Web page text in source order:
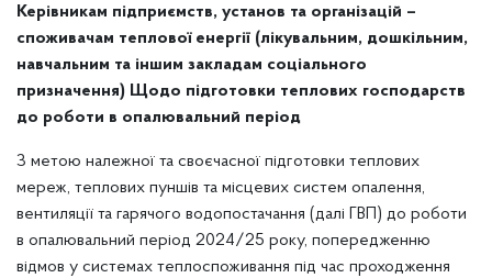
Керівникам підприємств, установ та організацій –
споживачам теплової енергії (лікувальним, дошкільним,
навчальним та іншим закладам соціального
призначення) Щодо підготовки теплових господарств
до роботи в опалювальний період
З метою належної та своєчасної підготовки теплових
мереж, теплових пуншів та місцевих систем опалення,
вентиляції та гарячого водопостачання (далі ГВП) до роботи
в опалювальний період 2024/25 року, попередженню
відмов у системах теплоспоживання під час проходження